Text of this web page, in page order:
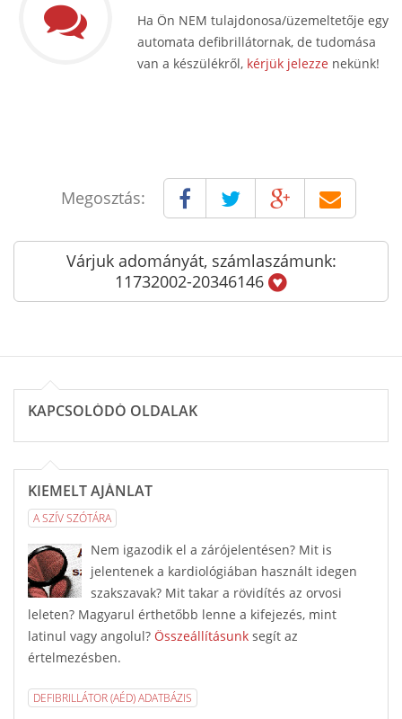
Ha Ön NEM tulajdonosa/üzemeltetője egy
automata defibrillátornak, de tudomása
van a készülékről, kérjük jelezze nekünk!
Megosztás:
Várjuk adományát, számlaszámunk:
11732002-20346146
KAPCSOLÓDÓ OLDALAK
KIEMELT AJÁNLAT
A SZÍV SZÓTÁRA
Nem igazodik el a zárójelentésen? Mit is
jelentenek a kardiológiában használt idegen
szakszavak? Mit takar a rövidítés az orvosi
leleten? Magyarul érthetőbb lenne a kifejezés, mint
latinul vagy angolul? Összeállításunk segít az
értelmezésben.
DEFIBRILLÁTOR (AÉD) ADATBÁZIS